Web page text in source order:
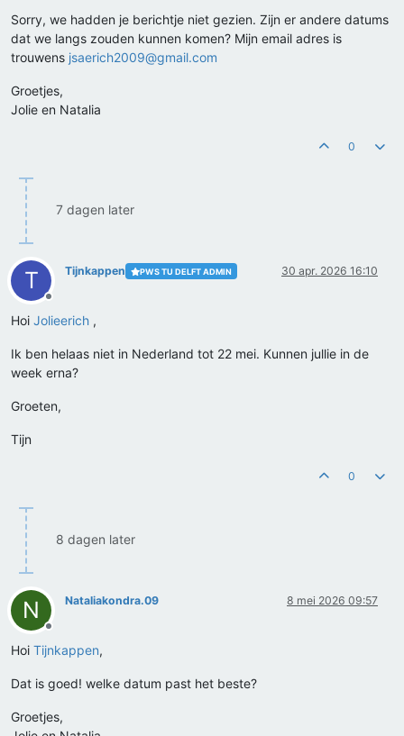
Sorry, we hadden je berichtje niet gezien. Zijn er andere datums
dat we langs zouden kunnen komen? Mijn email adres is
trouwens jsaerich2009@gmail.com
Groetjes,
Jolie en Natalia
0
7 dagen later
T
Offline
Tijnkappen PWS TU DELFT ADMIN 30 apr. 2026 16:10
Hoi Jolieerich ,
Ik ben helaas niet in Nederland tot 22 mei. Kunnen jullie in de
week erna?
Groeten,
Tijn
0
8 dagen later
N
Offline
Nataliakondra.09 8 mei 2026 09:57
Hoi Tijnkappen,
Dat is goed! welke datum past het beste?
Groetjes,